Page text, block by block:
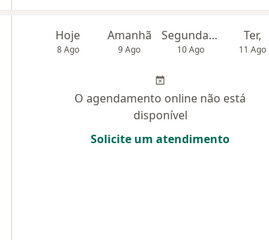
Hoje
8 Ago
Amanhã
9 Ago
Segunda-feira
10 Ago
Ter,
11 Ago
O agendamento online não está
disponível
Solicite um atendimento